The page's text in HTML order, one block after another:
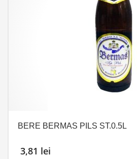
BERE BERMAS PILS ST.0.5L
3,81 lei